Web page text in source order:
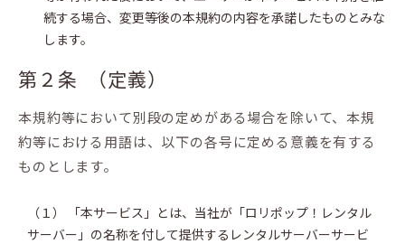
続する場合、変更等後の本規約の内容を承諾したものとみな
します。
第２条 （定義）
本規約等において別段の定めがある場合を除いて、本規
約等における用語は、以下の各号に定める意義を有する
ものとします。
（１） 「本サービス」とは、当社が「ロリポップ！レンタル
サーバー」の名称を付して提供するレンタルサーバーサービ